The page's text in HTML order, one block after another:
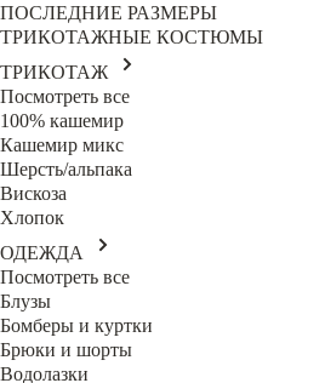
ПОСЛЕДНИЕ РАЗМЕРЫ
ТРИКОТАЖНЫЕ КОСТЮМЫ
ТРИКОТАЖ
Посмотреть все
100% кашемир
Кашемир микс
Шерсть/альпака
Вискоза
Хлопок
ОДЕЖДА
Посмотреть все
Блузы
Бомберы и куртки
Брюки и шорты
Водолазки